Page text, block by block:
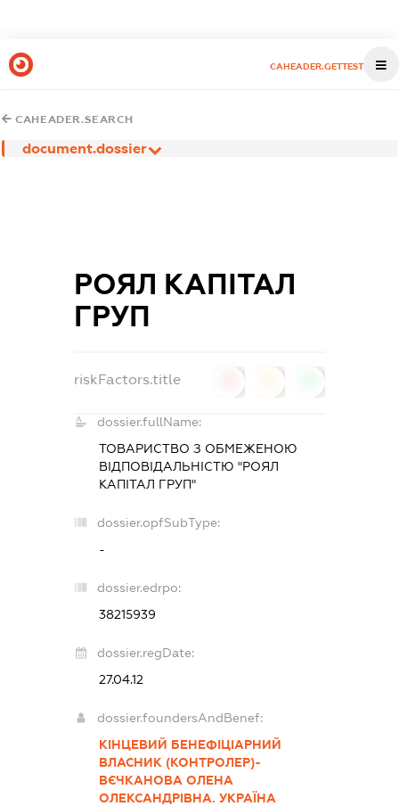
CAHEADER.GETTEST
CAHEADER.SEARCH
document.dossier
РОЯЛ КАПІТАЛ
ГРУП
riskFactors.title
dossier.fullName:
ТОВАРИСТВО З ОБМЕЖЕНОЮ
ВІДПОВІДАЛЬНІСТЮ "РОЯЛ
КАПІТАЛ ГРУП"
dossier.opfSubType:
-
dossier.edrpo:
38215939
dossier.regDate:
27.04.12
dossier.foundersAndBenef:
КІНЦЕВИЙ БЕНЕФІЦІАРНИЙ
ВЛАСНИК (КОНТРОЛЕР)-
ВЄЧКАНОВА ОЛЕНА
ОЛЕКСАНДРІВНА. УКРАЇНА